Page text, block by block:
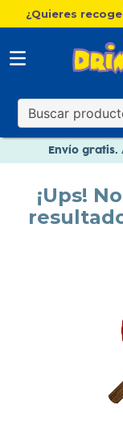
¿Quieres
Envío gratis.
¡Ups!